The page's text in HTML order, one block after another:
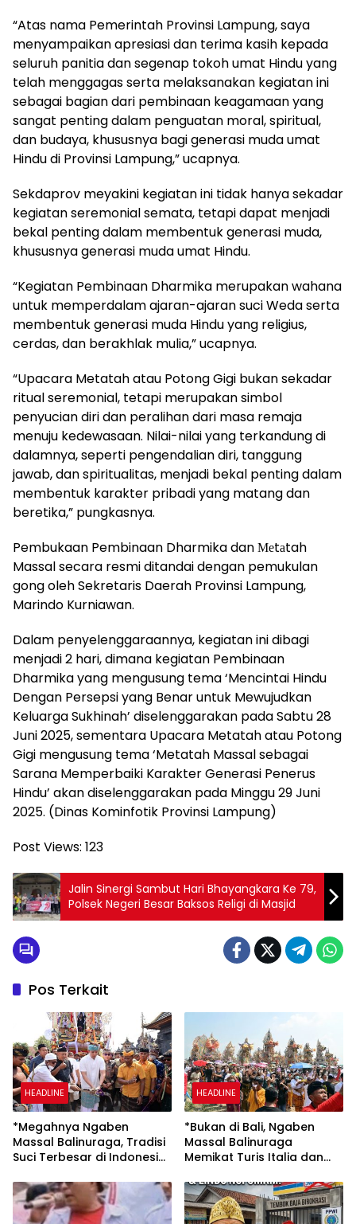
“Atas nama Pemerintah Provinsi Lampung, saya
menyampaikan apresiasi dan terima kasih kepada
seluruh panitia dan segenap tokoh umat Hindu yang
telah menggagas serta melaksanakan kegiatan ini
sebagai bagian dari pembinaan keagamaan yang
sangat penting dalam penguatan moral, spiritual,
dan budaya, khususnya bagi generasi muda umat
Hindu di Provinsi Lampung,” ucapnya.
Sekdaprov meyakini kegiatan ini tidak hanya sekadar
kegiatan seremonial semata, tetapi dapat menjadi
bekal penting dalam membentuk generasi muda,
khususnya generasi muda umat Hindu.
“Kegiatan Pembinaan Dharmika merupakan wahana
untuk memperdalam ajaran-ajaran suci Weda serta
membentuk generasi muda Hindu yang religius,
cerdas, dan berakhlak mulia,” ucapnya.
“Upacara Metatah atau Potong Gigi bukan sekadar
ritual seremonial, tetapi merupakan simbol
penyucian diri dan peralihan dari masa remaja
menuju kedewasaan. Nilai-nilai yang terkandung di
dalamnya, seperti pengendalian diri, tanggung
jawab, dan spiritualitas, menjadi bekal penting dalam
membentuk karakter pribadi yang matang dan
beretika,” pungkasnya.
Pembukaan Pembinaan Dharmika dan Меtаtah
Massal secara resmi ditandai dengan pemukulan
gong oleh Sekretaris Daerah Provinsi Lampung,
Marindo Kurniawan.
Dalam penyelenggaraannya, kegiatan ini dibagi
menjadi 2 hari, dimana kegiatan Pembinaan
Dharmika yang mengusung tema ‘Mencintai Hindu
Dengan Persepsi yang Benar untuk Mewujudkan
Keluarga Sukhinah’ diselenggarakan pada Sabtu 28
Juni 2025, sementara Upacara Metatah atau Potong
Gigi mengusung tema ‘Metatah Massal sebagai
Sarana Memperbaiki Karakter Generasi Penerus
Hindu’ akan diselenggarakan pada Minggu 29 Juni
2025. (Dinas Kominfotik Provinsi Lampung)
Post Views: 123
Jalin Sinergi Sambut Hari Bhayangkara Ke 79,
Polsek Negeri Besar Baksos Religi di Masjid
Pos Terkait
HEADLINE
*Megahnya Ngaben
Massal Balinuraga, Tradisi
Suci Terbesar di Indonesia
dan Merekatkan Ikatan
Keluarga*
HEADLINE
*Bukan di Bali, Ngaben
Massal Balinuraga
Memikat Turis Italia dan